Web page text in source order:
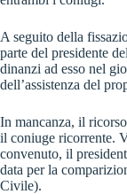
A seguito della
parte del presidente
dinanzi ad esso nel
dell’assistenza del
In mancanza, il
il coniuge ricorrente.
convenuto, il
data per la
Civile).